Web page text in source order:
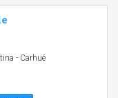
- Carhué